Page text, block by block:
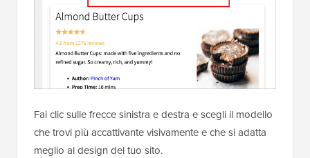
Fai clic sulle frecce sinistra e destra e scegli il modello
che trovi più accattivante visivamente e che si adatta
meglio al design del tuo sito.